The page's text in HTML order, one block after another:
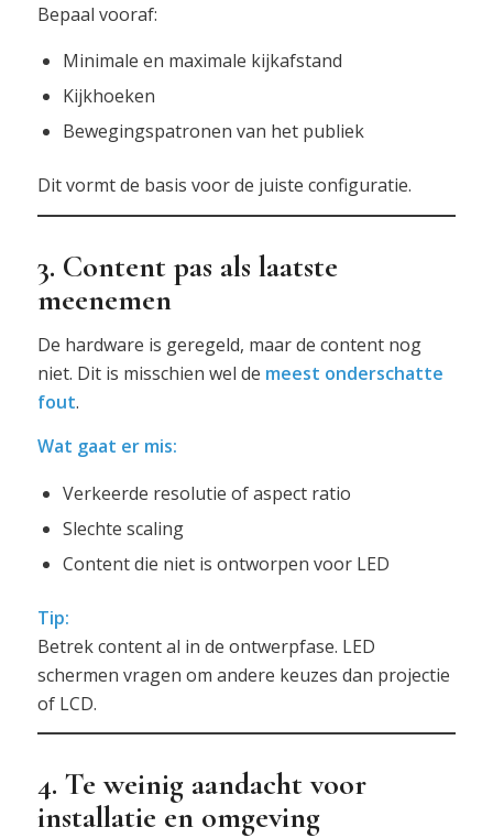
Bepaal vooraf:
Minimale en maximale kijkafstand
Kijkhoeken
Bewegingspatronen van het publiek
Dit vormt de basis voor de juiste configuratie.
3. Content pas als laatste
meenemen
De hardware is geregeld, maar de content nog
niet. Dit is misschien wel de meest onderschatte
fout.
Wat gaat er mis:
Verkeerde resolutie of aspect ratio
Slechte scaling
Content die niet is ontworpen voor LED
Tip:
Betrek content al in de ontwerpfase. LED
schermen vragen om andere keuzes dan projectie
of LCD.
4. Te weinig aandacht voor
installatie en omgeving